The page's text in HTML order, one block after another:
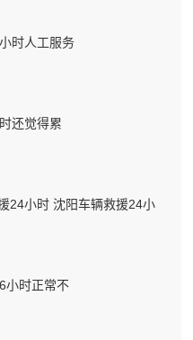
时人工服务
还觉得累
24小时 沈阳车辆救援24小
小时正常不